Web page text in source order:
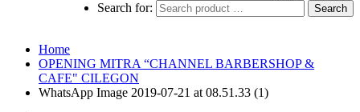
Search for:
Home
OPENING MITRA “CHANNEL BARBERSHOP &
CAFE" CILEGON
WhatsApp Image 2019-07-21 at 08.51.33 (1)